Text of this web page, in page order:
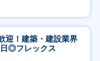
迎！建築・建設業界
◎フレックス